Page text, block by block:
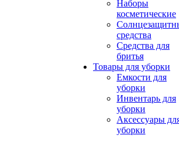
Наборы
косметические
средства
Средства для
бритья
Товары для уборки
Емкости для
уборки
Инвентарь для
уборки
Аксессуары
уборки